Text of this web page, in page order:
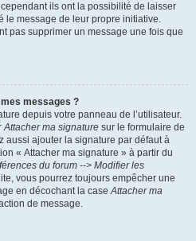
ils ont la possibilité de laisser
le message de leur propre initiative.
pas supprimer un message une fois que
messages ?
depuis votre panneau de l’utilisateur.
Attacher ma signature sur le formulaire de
aussi ajouter la signature par défaut à
« Attacher ma signature » à partir du
du forum --> Modifier les
vous pourrez toujours empêcher une
en décochant la caseAttacher ma
de message.